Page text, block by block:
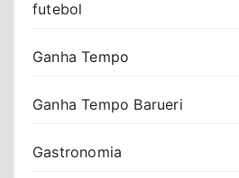
futebol
Ganha Tempo
Ganha Tempo Barueri
Gastronomia